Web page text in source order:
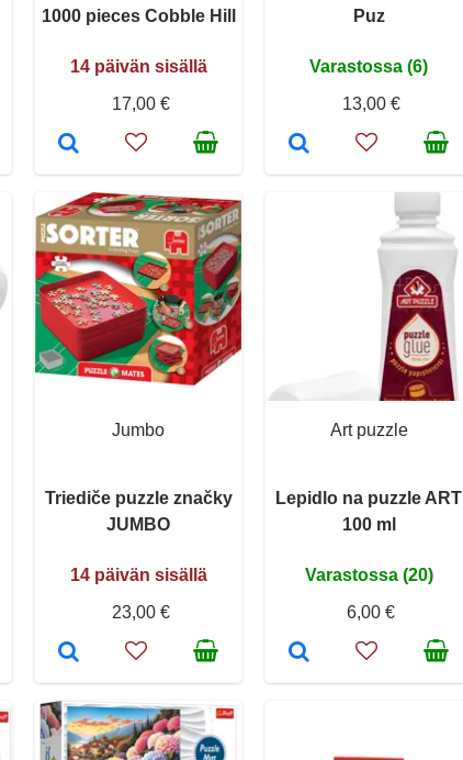
1000 pieces Cobble Hill
14 päivän sisällä
17,00 €
Puz
Varastossa (6)
13,00 €
Jumbo
Triediče puzzle značky
JUMBO
14 päivän sisällä
23,00 €
Art puzzle
Lepidlo na puzzle ART
100 ml
Varastossa (20)
6,00 €